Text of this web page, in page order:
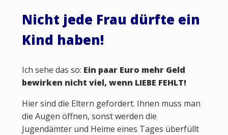
Nicht jede Frau dürfte ein
Kind haben!
Ich sehe das so: Ein paar Euro mehr Geld
bewirken nicht viel, wenn LIEBE FEHLT!
Hier sind die Eltern gefordert. Ihnen muss man
die Augen öffnen, sonst werden die
Jugendämter und Heime eines Tages überfüllt